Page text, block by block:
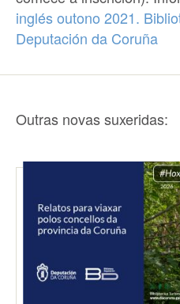
inglés outono 2021.
Deputación da Coruña
Outras novas suxeridas: